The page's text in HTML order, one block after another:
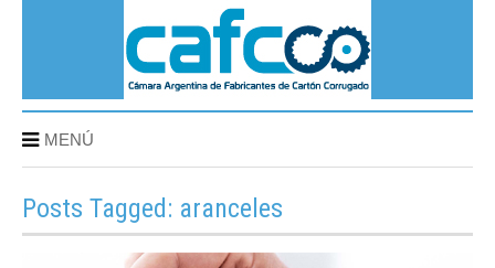
MENÚ
Posts Tagged: aranceles